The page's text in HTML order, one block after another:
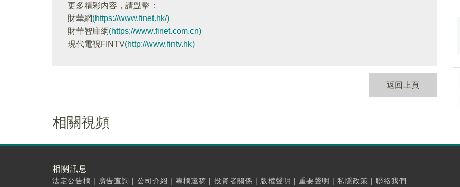
更多精彩内容，請點擊：
財華網(https://www.finet.hk/)
財華智庫網(https://www.finet.com.cn)
現代電視FINTV(http://www.fintv.hk)
返回上頁
相關視頻
相關訊息
法定公告欄 | 廣告查詢 | 公司介紹 | 專欄邀稿 | 投資者關係 | 版權聲明 | 重要聲明 | 私隱政策 | 聯絡我們